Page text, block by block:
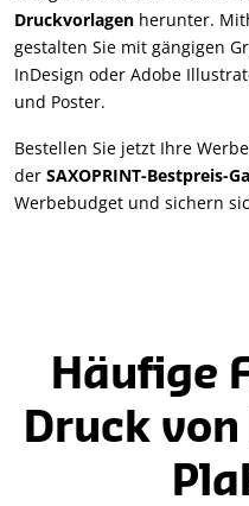
Druckvorlagen herunter.
gestalten Sie mit gängigen
InDesign oder Adobe
und Poster.
Bestellen Sie jetzt Ihre
der SAXOPRINT-Bestpreis-
Werbebudget und sichern
Häufige
Druck